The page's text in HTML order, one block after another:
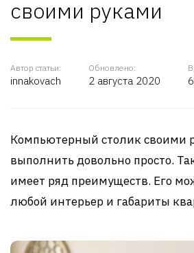
своими руками
Автор статьи:
innakovach
Обновлено:
2 августа 2020
Компьютерный столик своими
выполнить довольно просто.
имеет ряд преимуществ. Его
любой интерьер и габариты